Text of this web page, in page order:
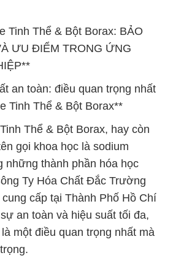
Tinh Thể & Bột Borax: BẢO
ƯU ĐIỂM TRONG ỨNG
an toàn: điều quan trọng nhất
Tinh Thể & Bột Borax**
Thể & Bột Borax, hay còn
gọi khoa học là sodium
những thành phần hóa học
Ty Hóa Chất Đắc Trường
cấp tại Thành Phố Hồ Chí
an toàn và hiệu suất tối đa,
một điều quan trọng nhất mà